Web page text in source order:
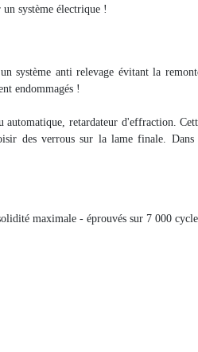
système électrique !
un système anti relevage évitant la
endommagés !
automatique, retardateur d'effraction.
des verrous sur la lame finale.
maximale - éprouvés sur 7 000